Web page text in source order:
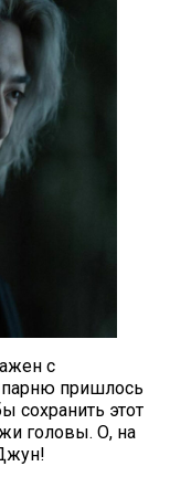
с
пришлось
сохранить этот
головы. О, на